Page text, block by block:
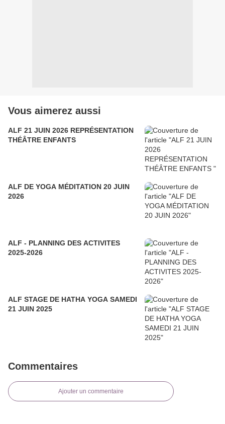
Vous aimerez aussi
ALF 21 JUIN 2026 REPRÉSENTATION
THÉÂTRE ENFANTS
ALF DE YOGA MÉDITATION 20 JUIN
2026
ALF - PLANNING DES ACTIVITES
2025-2026
ALF STAGE DE HATHA YOGA SAMEDI
21 JUIN 2025
Commentaires
Ajouter un commentaire